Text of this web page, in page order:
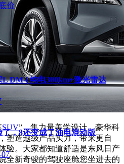
SUV”，集力量美学设计、豪华科
塑造越级产品实力，带来更自
验。大家都知道舒适是东风日产
全新奇骏的驾驶座舱您坐进去的
价
DM-i 纯电300km+激光雷达
，8还变成了油电混动版
07